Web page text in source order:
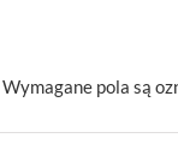
Wymagane pola są